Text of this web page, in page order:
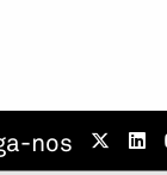
nos